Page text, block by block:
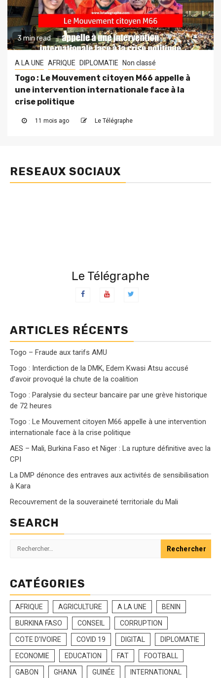
3 min read
A LA UNE AFRIQUE DIPLOMATIE Non classé
Togo : Le Mouvement citoyen M66 appelle à
une intervention internationale face à la
crise politique
11 mois ago Le Télégraphe
RESEAUX SOCIAUX
Le Télégraphe
ARTICLES RÉCENTS
Togo – Fraude aux tarifs AMU
Togo : Interdiction de la DMK, Edem Kwasi Atsu accusé
d’avoir provoqué la chute de la coalition
Togo : Paralysie du secteur bancaire par une grève historique
de 72 heures
Togo : Le Mouvement citoyen M66 appelle à une intervention
internationale face à la crise politique
AES – Mali, Burkina Faso et Niger : La rupture définitive avec la
CPI
La DMP dénonce des entraves aux activités de sensibilisation
à Kara
Recouvrement de la souveraineté territoriale du Mali
SEARCH
Rechercher :
CATÉGORIES
AFRIQUE AGRICULTURE A LA UNE BENIN
BURKINA FASO CONSEIL CORRUPTION
COTE D'IVOIRE COVID 19 DIGITAL DIPLOMATIE
ECONOMIE EDUCATION FAT FOOTBALL
GABON GHANA GUINÉE INTERNATIONAL